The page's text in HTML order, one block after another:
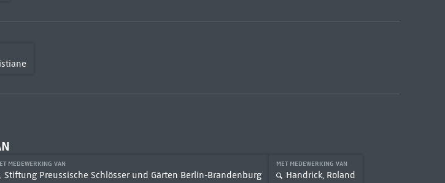
MEDEWERKING VAN
Stiftung Preussische Schlösser und Gärten Berlin-Brandenburg
MET MEDEWERKING VAN
Handrick, Roland